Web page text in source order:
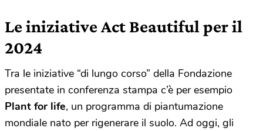
Le iniziative Act Beautiful per il
2024
Tra le iniziative “di lungo corso” della Fondazione
presentate in conferenza stampa c’è per esempio
Plant for life, un programma di piantumazione
mondiale nato per rigenerare il suolo. Ad oggi, gli